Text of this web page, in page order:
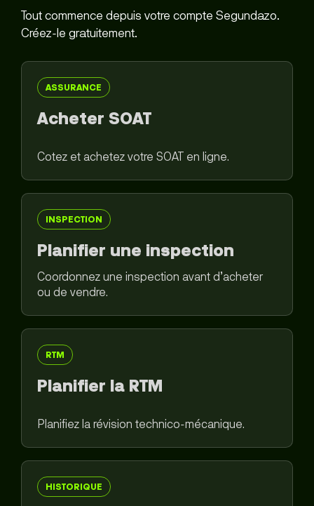
Tout commence depuis votre compte Segundazo.
Créez-le gratuitement.
ASSURANCE
Acheter SOAT
Cotez et achetez votre SOAT en ligne.
INSPECTION
Planifier une inspection
Coordonnez une inspection avant d’acheter
ou de vendre.
RTM
Planifier la RTM
Planifiez la révision technico-mécanique.
HISTORIQUE